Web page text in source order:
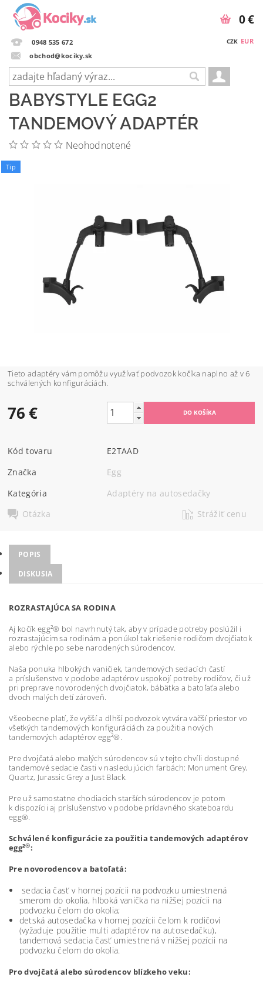
0948 535 672
obchod@kociky.sk
CZK EUR
0 €
BABYSTYLE EGG2
TANDEMOVÝ ADAPTÉR
Neohodnotené
Tip
Tieto adaptéry vám pomôžu využívať podvozok kočíka naplno až v 6
schválených konfiguráciách.
76 €
Kód tovaru
E2TAAD
Značka
Egg
Kategória
Adaptéry na autosedačky
Otázka
Strážiť cenu
POPIS
DISKUSIA
ROZRASTAJÚCA SA RODINA
Aj kočík egg²® bol navrhnutý tak, aby v prípade potreby poslúžil i
rozrastajúcim sa rodinám a ponúkol tak riešenie rodičom dvojčiatok
alebo rýchle po sebe narodených súrodencov.
Naša ponuka hlbokých vaničiek, tandemových sedacích častí
a príslušenstvo v podobe adaptérov uspokojí potreby rodičov, či už
pri preprave novorodených dvojčiatok, bábätka a batoľaťa alebo
dvoch malých detí zároveň.
Všeobecne platí, že vyšší a dlhší podvozok vytvára väčší priestor vo
všetkých tandemových konfiguráciách za použitia nových
tandemových adaptérov egg²®.
Pre dvojčatá alebo malých súrodencov sú v tejto chvíli dostupné
tandemové sedacie časti v nasledujúcich farbách: Monument Grey,
Quartz, Jurassic Grey a Just Black.
Pre už samostatne chodiacich starších súrodencov je potom
k dispozícii aj príslušenstvo v podobe prídavného skateboardu
egg®.
Schválené konfigurácie za použitia tandemových adaptérov
egg²®:
Pre novorodencov a batoľatá:
sedacia časť v hornej pozícii na podvozku umiestnená
smerom do okolia, hlboká vanička na nižšej pozícii na
podvozku čelom do okolia;
detská autosedačka v hornej pozícii čelom k rodičovi
(vyžaduje použitie multi adaptérov na autosedačku),
tandemová sedacia časť umiestnená v nižšej pozícii na
podvozku čelom do okolia.
Pro dvojčatá alebo súrodencov blízkeho veku: